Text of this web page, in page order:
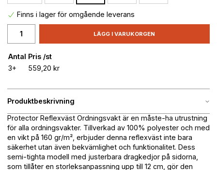
Finns i lager för omgående leverans
LÄGG I VARUKORGEN
Antal Pris /st
3+
559,20 kr
Produktbeskrivning
Protector Reflexväst Ordningsvakt är en måste-ha utrustning
för alla ordningsvakter. Tillverkad av 100% polyester och med
en vikt på 160 gr/m², erbjuder denna reflexväst inte bara
säkerhet utan även bekvämlighet och funktionalitet. Dess
semi-tighta modell med justerbara dragkedjor på sidorna,
som tillåter en storleksanpassning upp till 12 cm, gör den